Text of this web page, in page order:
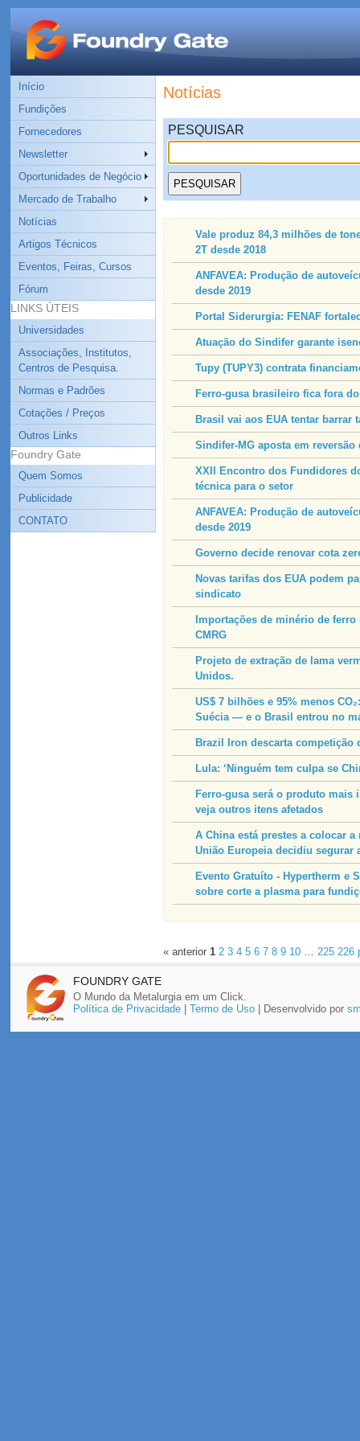
Início
Fundições
Fornecedores
Newsletter
Oportunidades de Negócio
Mercado de Trabalho
Notícias
Artigos Técnicos
Eventos, Feiras, Cursos
Fórum
LINKS ÚTEIS
Universidades
Associações, Institutos,
Centros de Pesquisa.
Normas e Padrões
Cotações / Preços
Outros Links
Foundry Gate
Quem Somos
Publicidade
CONTATO
Notícias
PESQUISAR
Vale produz 84,3 milhões de
2T desde 2018
ANFAVEA: Produção de
desde 2019
Portal Siderurgia: FENAF
Atuação do Sindifer garante
Tupy (TUPY3) contrata
Ferro-gusa brasileiro fica fora
Brasil vai aos EUA tentar barrar
Sindifer-MG aposta em
XXII Encontro dos Fundidores
técnica para o setor
ANFAVEA: Produção de
desde 2019
Governo decide renovar cota
Novas tarifas dos EUA podem
sindicato
Importações de minério de
CMRG
Projeto de extração de lama
Unidos.
US$ 7 bilhões e 95% menos
Suécia — e o Brasil entrou no
Brazil Iron descarta
Lula: ‘Ninguém tem culpa se
Ferro-gusa será o produto mais
veja outros itens afetados
A China está prestes a colocar
União Europeia decidiu segurar
Evento Gratuíto - Hypertherm e
sobre corte a plasma para
« anterior 1 2 3 4 5 6 7 8 9 10… 225 226
FOUNDRY GATE
O Mundo da Metalurgia em um Click.
Política de Privacidade| Termo de Uso| Desenvolvido por